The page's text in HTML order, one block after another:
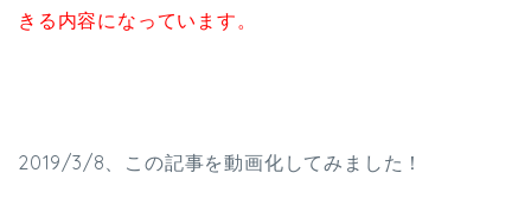
きる内容になっています。
2019/3/8、この記事を動画化してみました！